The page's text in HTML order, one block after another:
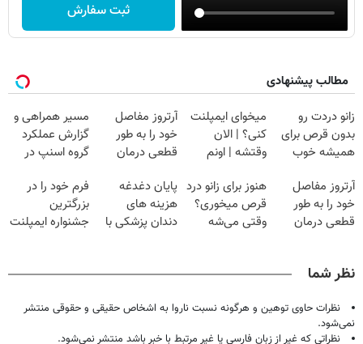
ثبت سفارش
مطالب پیشنهادی
زانو دردت رو
بدون قرص برای
همیشه خوب
پرسش‌نامه)
میخوای ایمپلنت
کنی؟ | الان
وقتشه | اونم
میلیون تومان!!!
آرتروز مفاصل
خود را به طور
قطعی درمان
◂پرسش‌نامه▸
مسیر همراهی و
گزارش عملکرد
گروه اسنپ در
آرتروز مفاصل
خود را به طور
قطعی درمان
هنوز برای زانو درد
قرص میخوری؟
وقتی می‌شه
پایان دغدغه
هزینه های
دندان پزشکی با
فرم خود را در
بزرگترین
جشنواره ایمپلنت
نظر شما
نظرات حاوی توهین و هرگونه نسبت ناروا به اشخاص حقیقی و حقوقی منتشر
نمی‌شود.
نظراتی که غیر از زبان فارسی یا غیر مرتبط با خبر باشد منتشر نمی‌شود.